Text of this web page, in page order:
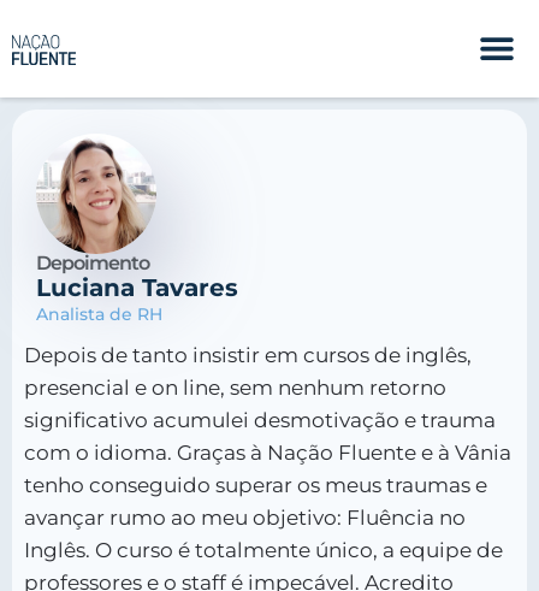
Depoimento
Luciana Tavares
Analista de RH
Depois de tanto insistir em cursos de inglês,
presencial e on line, sem nenhum retorno
significativo acumulei desmotivação e trauma
com o idioma. Graças à Nação Fluente e à Vânia
tenho conseguido superar os meus traumas e
avançar rumo ao meu objetivo: Fluência no
Inglês. O curso é totalmente único, a equipe de
professores e o staff é impecável. Acredito